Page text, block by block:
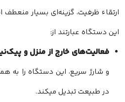
ارتقاء ظرفیت، گزینه‌ای بسیار
این دستگاه عبارتند از:
فعالیت‌های خارج از منزل و
و شارژ سریع، این دستگاه را به
در طبیعت تبدیل میکند.